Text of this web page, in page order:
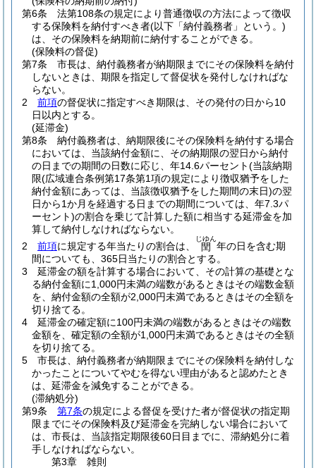
第6条
法第108条の規定により普通徴収の方法によって徴収
する保険料を納付すべき者(以下「納付義務者」という。)
は、その保険料を納期前に納付することができる。
(保険料の督促)
第7条
市長は、納付義務者が納期限までにその保険料を納付
しないときは、期限を指定して督促状を発付しなければな
らない。
2
前項の督促状に指定すべき期限は、その発付の日から10
日以内とする。
(延滞金)
第8条
納付義務者は、納期限後にその保険料を納付する場合
においては、当該納付金額に、その納期限の翌日から納付
の日までの期間の日数に応じ、年14.6パーセント(当該納期
限(広域連合条例第17条第1項の規定により徴収猶予をした
納付金額にあっては、当該徴収猶予をした期間の末日)の翌
日から1か月を経過する日までの期間については、年7.3パ
ーセント)の割合を乗じて計算した額に相当する延滞金を加
算して納付しなければならない。
2
前項に規定する年当たりの割合は、 閏
じゆん
年の日を含む期
間についても、365日当たりの割合とする。
3
延滞金の額を計算する場合において、その計算の基礎とな
る納付金額に1,000円未満の端数があるときはその端数金額
を、納付金額の全額が2,000円未満であるときはその全額を
切り捨てる。
4
延滞金の確定額に100円未満の端数があるときはその端数
金額を、確定額の全額が1,000円未満であるときはその全額
を切り捨てる。
5
市長は、納付義務者が納期限までにその保険料を納付しな
かったことについてやむを得ない理由があると認めたとき
は、延滞金を減免することができる。
(滞納処分)
第9条
第7条の規定による督促を受けた者が督促状の指定期
限までにその保険料及び延滞金を完納しない場合において
は、市長は、当該指定期限後60日目までに、滞納処分に着
手しなければならない。
第3章
雑則